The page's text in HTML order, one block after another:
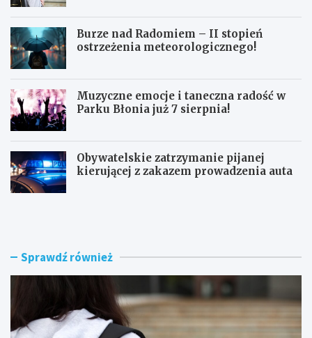
Burze nad Radomiem – II stopień
ostrzeżenia meteorologicznego!
Muzyczne emocje i taneczna radość w
Parku Błonia już 7 sierpnia!
Obywatelskie zatrzymanie pijanej
kierującej z zakazem prowadzenia auta
G
y
B
n Sprawdź również